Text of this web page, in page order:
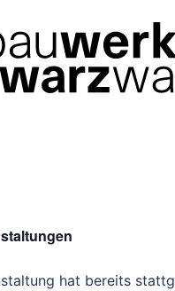
hat bereits